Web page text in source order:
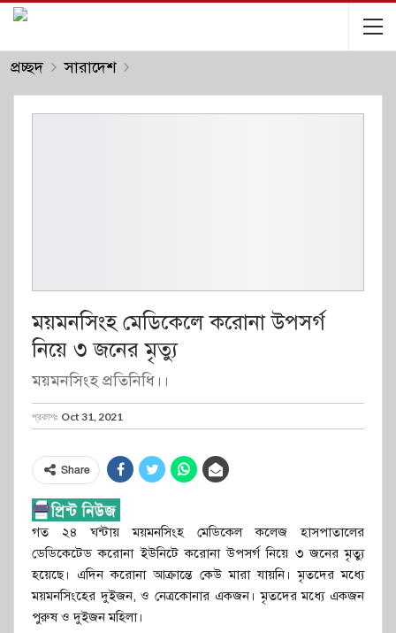
প্রচ্ছদ সারাদেশ
ময়মনসিংহ মেডিকেলে করোনা উপসর্গ
নিয়ে ৩ জনের মৃত্যু
ময়মনসিংহ প্রতিনিধি।।
প্রকাশঃ Oct 31, 2021
Share
গত ২৪ ঘন্টায় ময়মনসিংহ মেডিকেল কলেজ হাসপাতালের
ডেডিকেটেড করোনা ইউনিটে করোনা উপসর্গ নিয়ে ৩ জনের মৃত্যু
হয়েছে। এদিন করোনা আক্রান্তে কেউ মারা যায়নি। মৃতদের মধ্যে
ময়মনসিংহের দুইজন, ও নেত্রকোনার একজন। মৃতদের মধ্যে একজন
পুরুষ ও দুইজন মহিলা।